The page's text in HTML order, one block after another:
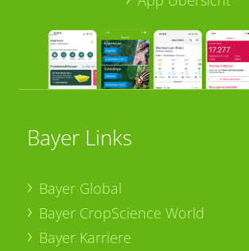
Bayer Links
Bayer Global
Bayer CropScience World
Bayer Karriere